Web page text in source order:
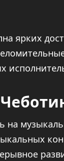
ярких
на